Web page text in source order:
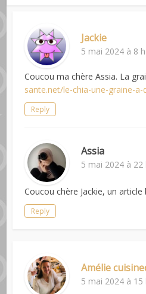
Jackie
5 mai 2024 à 8
Coucou ma chère Assia. La
sante.net/le-chia-une-graine-
Reply
Assia
5 mai 2024 à 22
Coucou chère Jackie, un
Reply
Amélie
5 mai 2024 à 15